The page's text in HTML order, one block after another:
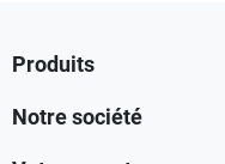
Produits
Notre société